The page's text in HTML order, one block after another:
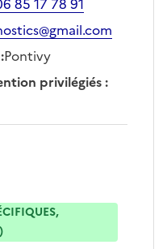
:Pontivy
privilégiés: